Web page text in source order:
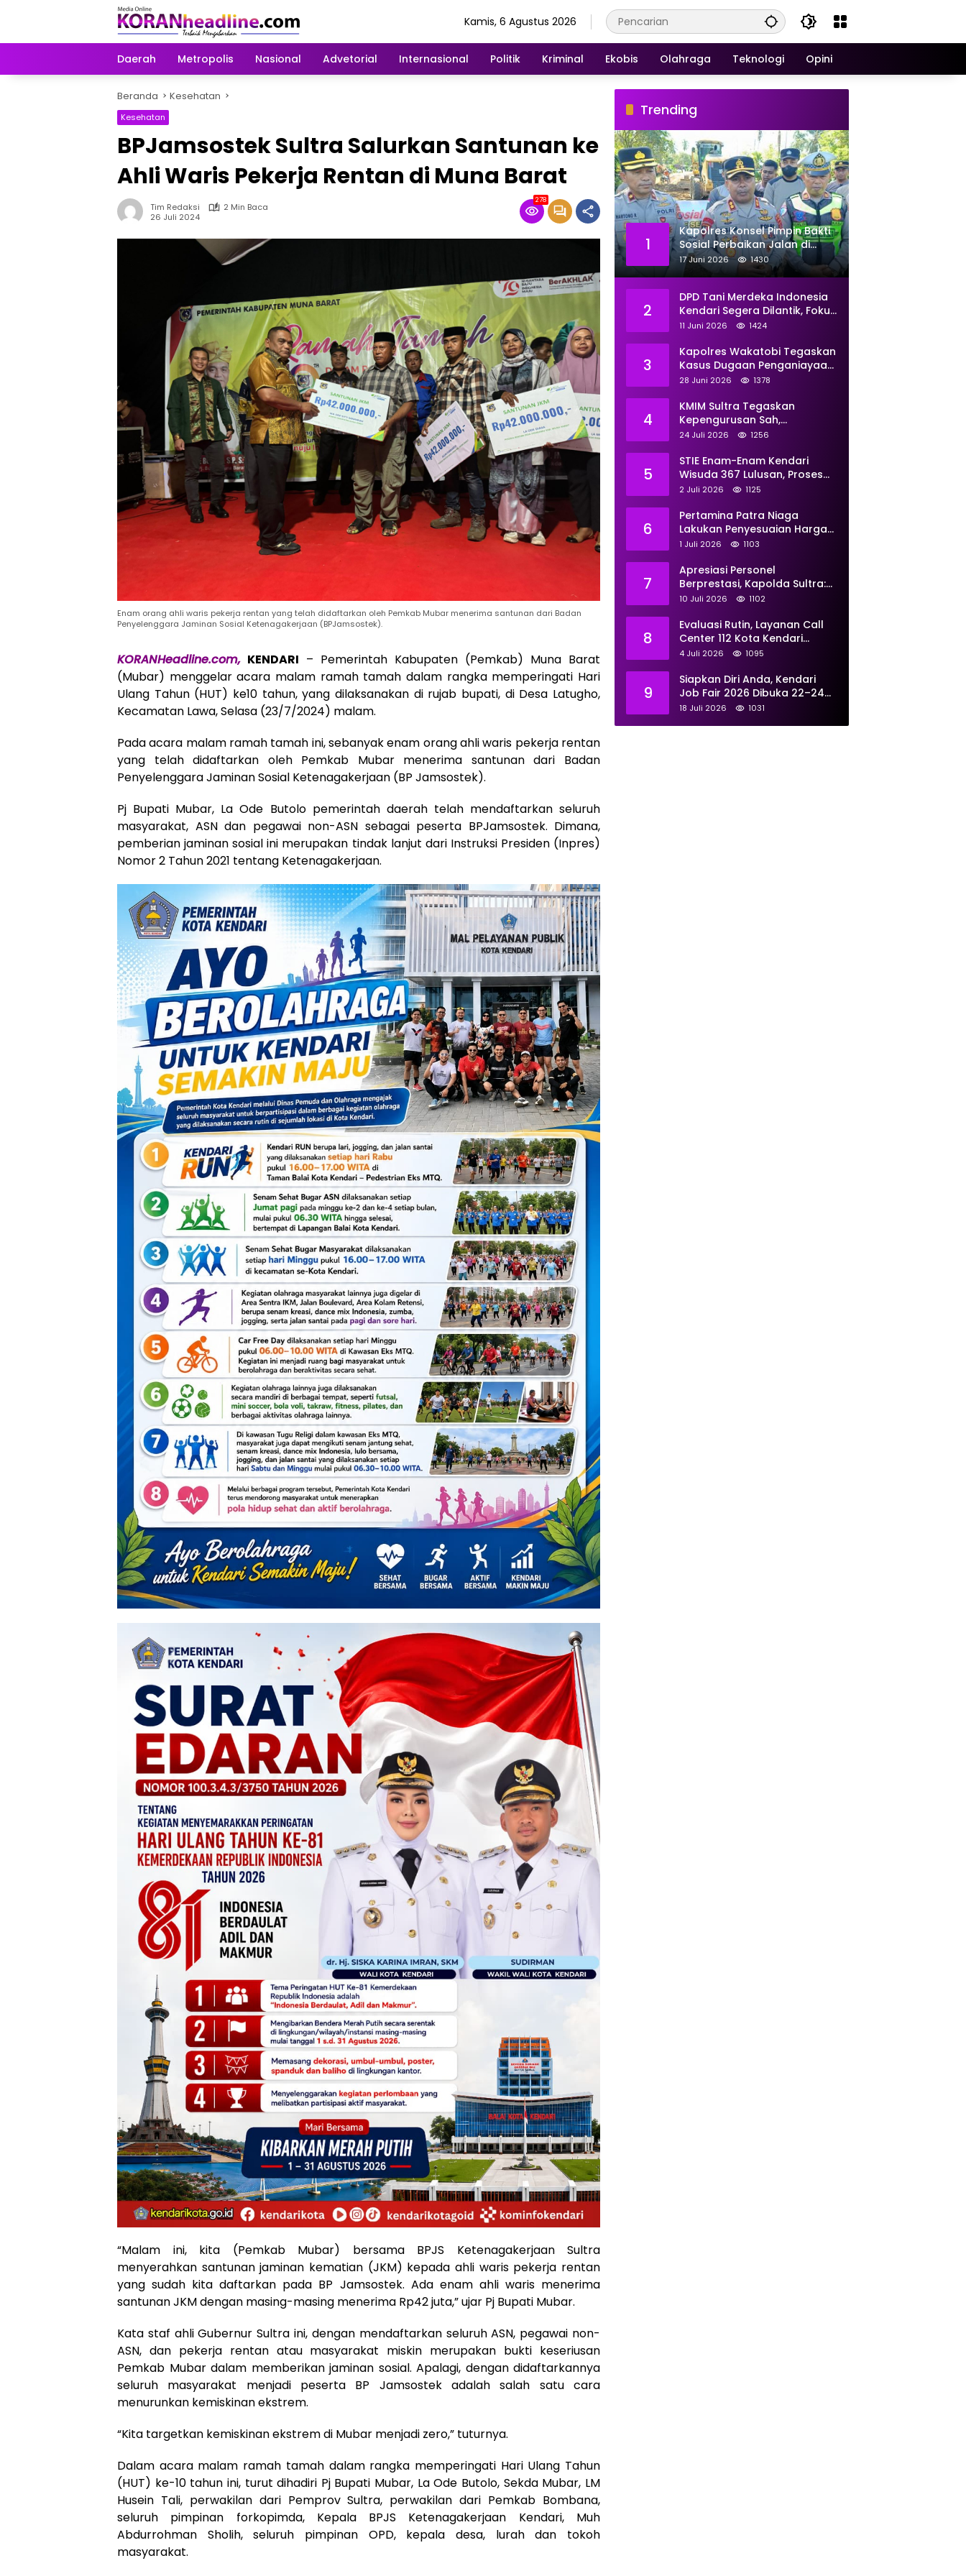
Kamis, 6 Agustus 2026
Daerah Metropolis Nasional Advetorial Internasional Politik Kriminal Ekobis Olahraga Teknologi Opini
Beranda Kesehatan
Kesehatan
BPJamsostek Sultra Salurkan Santunan ke
Ahli Waris Pekerja Rentan di Muna Barat
Tim Redaksi
2 Min Baca
26 Juli 2024
278
Enam orang ahli waris pekerja rentan yang telah didaftarkan oleh Pemkab Mubar menerima santunan dari Badan
Penyelenggara Jaminan Sosial Ketenagakerjaan (BPJamsostek).
KORANHeadline.com, KENDARI – Pemerintah Kabupaten (Pemkab) Muna Barat
(Mubar) menggelar acara malam ramah tamah dalam rangka memperingati Hari
Ulang Tahun (HUT) ke10 tahun, yang dilaksanakan di rujab bupati, di Desa Latugho,
Kecamatan Lawa, Selasa (23/7/2024) malam.
Pada acara malam ramah tamah ini, sebanyak enam orang ahli waris pekerja rentan
yang telah didaftarkan oleh Pemkab Mubar menerima santunan dari Badan
Penyelenggara Jaminan Sosial Ketenagakerjaan (BP Jamsostek).
Pj Bupati Mubar, La Ode Butolo pemerintah daerah telah mendaftarkan seluruh
masyarakat, ASN dan pegawai non-ASN sebagai peserta BPJamsostek. Dimana,
pemberian jaminan sosial ini merupakan tindak lanjut dari Instruksi Presiden (Inpres)
Nomor 2 Tahun 2021 tentang Ketenagakerjaan.
“Malam ini, kita (Pemkab Mubar) bersama BPJS Ketenagakerjaan Sultra
menyerahkan santunan jaminan kematian (JKM) kepada ahli waris pekerja rentan
yang sudah kita daftarkan pada BP Jamsostek. Ada enam ahli waris menerima
santunan JKM dengan masing-masing menerima Rp42 juta,” ujar Pj Bupati Mubar.
Kata staf ahli Gubernur Sultra ini, dengan mendaftarkan seluruh ASN, pegawai non-
ASN, dan pekerja rentan atau masyarakat miskin merupakan bukti keseriusan
Pemkab Mubar dalam memberikan jaminan sosial. Apalagi, dengan didaftarkannya
seluruh masyarakat menjadi peserta BP Jamsostek adalah salah satu cara
menurunkan kemiskinan ekstrem.
“Kita targetkan kemiskinan ekstrem di Mubar menjadi zero,” tuturnya.
Dalam acara malam ramah tamah dalam rangka memperingati Hari Ulang Tahun
(HUT) ke-10 tahun ini, turut dihadiri Pj Bupati Mubar, La Ode Butolo, Sekda Mubar, LM
Husein Tali, perwakilan dari Pemprov Sultra, perwakilan dari Pemkab Bombana,
seluruh pimpinan forkopimda, Kepala BPJS Ketenagakerjaan Kendari, Muh
Abdurrohman Sholih, seluruh pimpinan OPD, kepala desa, lurah dan tokoh
masyarakat.
Trending
1
Kapolres Konsel Pimpin Bakti
Sosial Perbaikan Jalan di
Kecamatan Laeya, 19 Titik
Rusak Siap Ditambal
17 Juni 2026 1430
2
DPD Tani Merdeka Indonesia
Kendari Segera Dilantik, Fokus
Perkuat Pemberdayaan
11 Juni 2026 1424
3
Kapolres Wakatobi Tegaskan
Kasus Dugaan Penganiayaan
Dua Remaja oleh Dua
Profesional
28 Juni 2026 1378
4
KMIM Sultra Tegaskan
Kepengurusan Sah,
Peringatkan Klaim Ketua
24 Juli 2026 1256
5
STIE Enam-Enam Kendari
Wisuda 367 Lulusan, Proses
Transformasi Menuju
Kemendiktisaintek
2 Juli 2026 1125
6
Pertamina Patra Niaga
Lakukan Penyesuaian Harga
BBM Non Subsidi Per 1 Juli
1 Juli 2026 1103
7
Apresiasi Personel
Berprestasi, Kapolda Sultra:
Tunjukkan Kompetensi
10 Juli 2026 1102
8
Evaluasi Rutin, Layanan Call
Center 112 Kota Kendari
Tangani 167 Laporan Selama
4 Juli 2026 1095
9
Siapkan Diri Anda, Kendari
Job Fair 2026 Dibuka 22–24
Juli: Sediakan 700 Lowongan
18 Juli 2026 1031